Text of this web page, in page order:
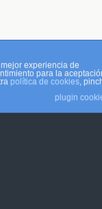
experiencia de
para la
política de cookies ,
plugin